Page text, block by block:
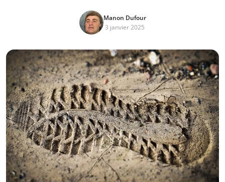
Manon Dufour
3 janvier 2025